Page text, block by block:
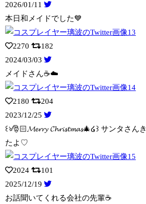
2026/01/11
本日和メイドでした💙
2270
182
2024/03/03
メイドさん☕️☁️
2180
204
2023/12/25
꒰ঌ🎅🏻𝓜𝓮𝓻𝓻𝔂 𝓒𝓱𝓻𝓲𝓼𝓽𝓶𝓪𝓼🎄໒꒱ サンタさんき
たよ♡
2024
101
2025/12/19
お話聞いてくれる会社の先輩☕️